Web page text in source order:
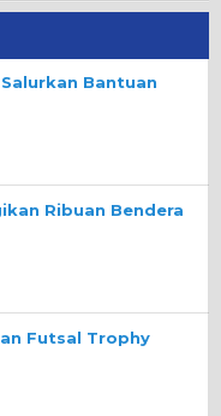
Bantuan
Ribuan Bendera
Futsal Trophy